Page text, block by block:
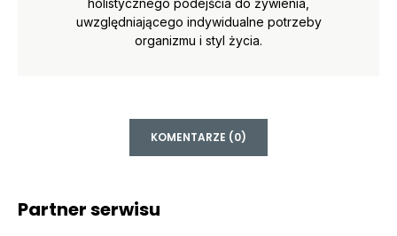
uwzględniającego indywidualne potrzeby
organizmu i styl życia.
KOMENTARZE (0)
Partner serwisu